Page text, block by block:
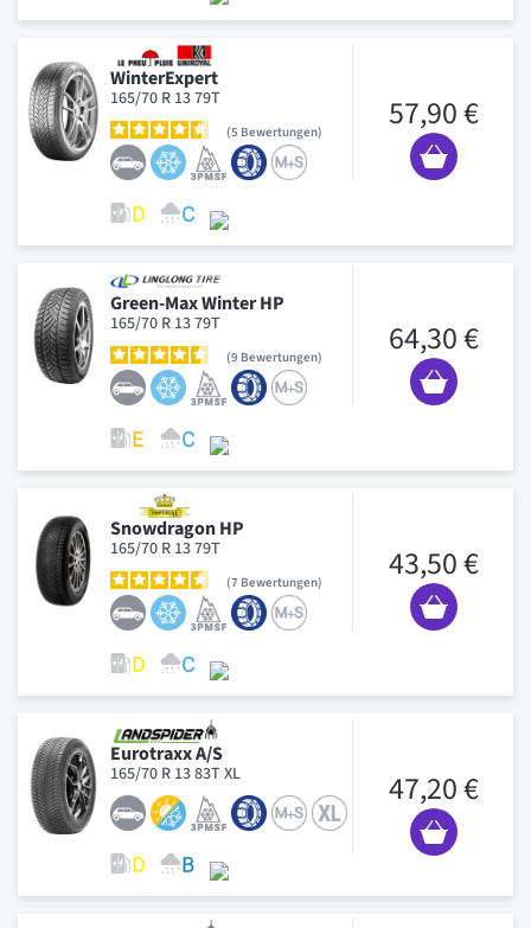
WinterExpert
165/70 R 13 79T
5 Bewertungen 57,90 €
Green-Max Winter HP
165/70 R 13 79T
9 Bewertungen 64,30 €
Snowdragon HP
165/70 R 13 79T
7 Bewertungen 43,50 €
Eurotraxx A/S
165/70 R 13 83T XL 47,20 €